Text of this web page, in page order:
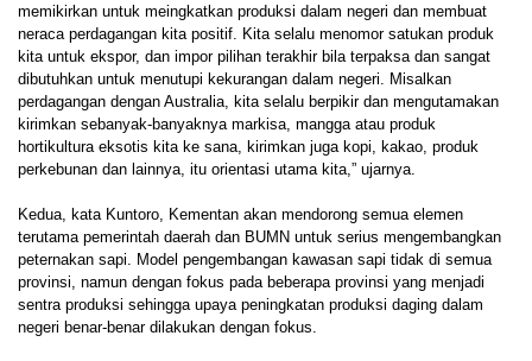
memikirkan untuk meingkatkan produksi dalam negeri dan membuat
neraca perdagangan kita positif. Kita selalu menomor satukan produk
kita untuk ekspor, dan impor pilihan terakhir bila terpaksa dan sangat
dibutuhkan untuk menutupi kekurangan dalam negeri. Misalkan
perdagangan dengan Australia, kita selalu berpikir dan mengutamakan
kirimkan sebanyak-banyaknya markisa, mangga atau produk
hortikultura eksotis kita ke sana, kirimkan juga kopi, kakao, produk
perkebunan dan lainnya, itu orientasi utama kita,” ujarnya.
Kedua, kata Kuntoro, Kementan akan mendorong semua elemen
terutama pemerintah daerah dan BUMN untuk serius mengembangkan
peternakan sapi. Model pengembangan kawasan sapi tidak di semua
provinsi, namun dengan fokus pada beberapa provinsi yang menjadi
sentra produksi sehingga upaya peningkatan produksi daging dalam
negeri benar-benar dilakukan dengan fokus.